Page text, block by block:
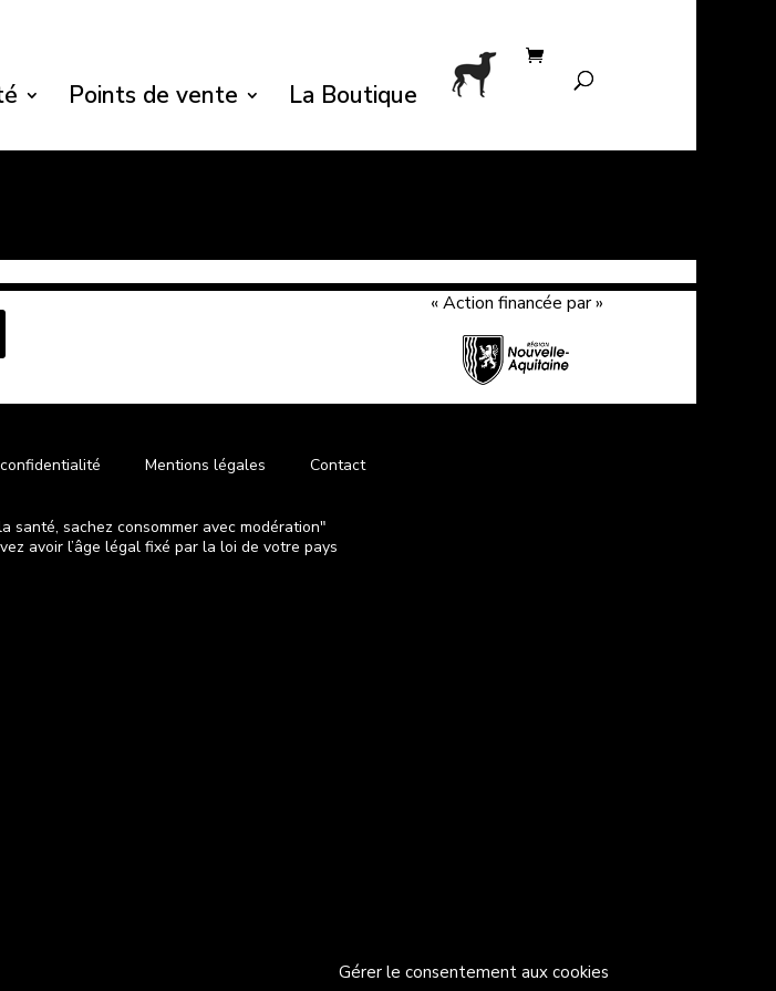
Gérer le consentement aux cookies
Points de vente La Boutique
« Action financée par »
Mentions légales Contact
santé, sachez consommer avec modération"
avoir l’âge légal fixé par la loi de votre pays